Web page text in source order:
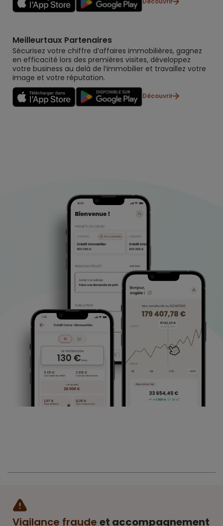
Meilleurtaux Partenaires
Sécurisez votre chiffre d’affaires immobilières, gagnez
en efficacité lors des premières visites, développez
votre business au delà de l’immobilier et travaillez votre
image et votre réputation.
Découvrir
Vigilance fraude et accompagnement